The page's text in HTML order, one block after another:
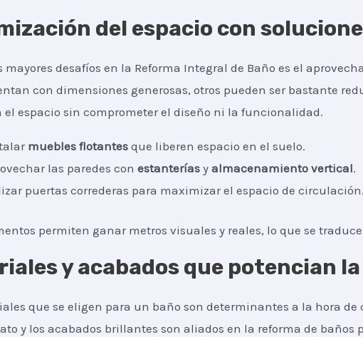
del espacio con
mayores desafíos en la Reforma Integral de Baño es el
con dimensiones generosas, otros pueden ser bastante
espacio sin comprometer el diseño ni la funcionalidad.
muebles flotantes que liberen espacio en el suelo.
las paredes conestanterías yalmacenamiento vertical.
puertas correderas para maximizar el espacio de circulación.
permiten ganar metros visuales y reales, lo que se
y acabados que potencian
que se eligen para un baño son determinantes a la hora
y los acabados brillantes son aliados en la reforma de baños